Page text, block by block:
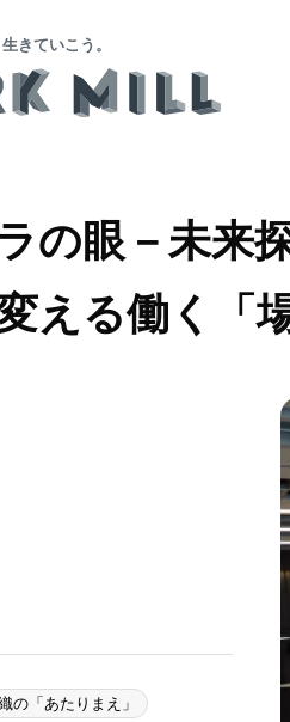
きていこう。
ラの眼－未
える働く「
の「あたりまえ」